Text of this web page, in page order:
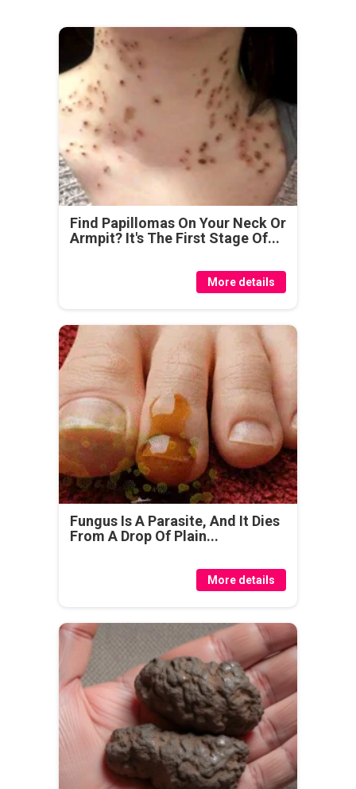
Find Papillomas On Your Neck Or
Armpit? It's The First Stage Of...
More details
Fungus Is A Parasite, And It Dies
From A Drop Of Plain...
More details